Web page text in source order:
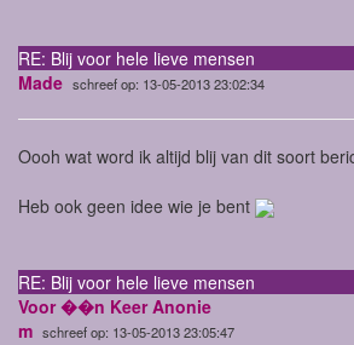
RE: Blij voor hele lieve mensen
Made schreef op: 13-05-2013 23:02:34
Oooh wat word ik altijd blij van dit soort
Heb ook geen idee wie je bent
RE: Blij voor hele lieve mensen
Voor ��n Keer Anonie
m schreef op: 13-05-2013 23:05:47